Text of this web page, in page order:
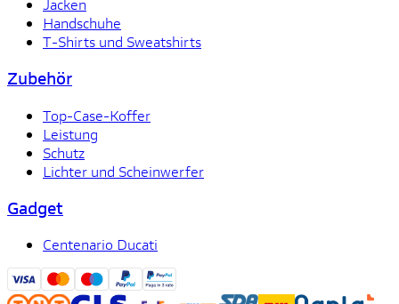
Jacken
Handschuhe
T-Shirts und Sweatshirts
Zubehör
Top-Case-Koffer
Leistung
Schutz
Lichter und Scheinwerfer
Gadget
Centenario Ducati